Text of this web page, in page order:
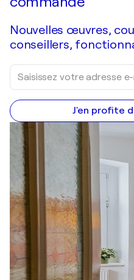
Nouvelles œuvres,
conseillers,
J'en profite